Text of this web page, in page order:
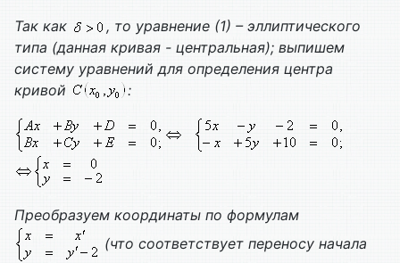
Так как
, то уравнение (1) – эллиптического
типа (данная кривая - центральная); выпишем
систему уравнений для определения центра
кривой
:
Преобразуем координаты по формулам
(что соответствует переносу начала